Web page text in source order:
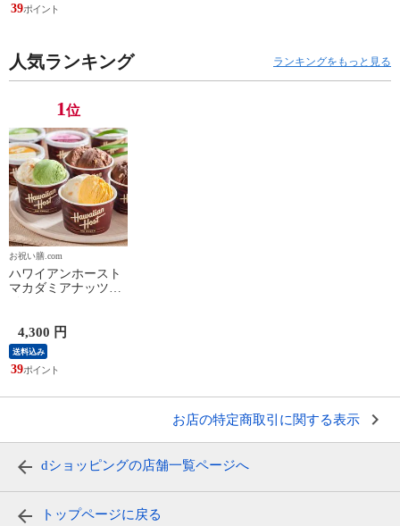
39
人気ランキング ランキングをもっと見る
1位
お祝い膳.com
ハワイアンホースト
マカダミアナッツア
4,300 円
送料込み
39
お店の特定商取引に関する表示
dショッピングの店舗一覧ページへ
トップページに戻る